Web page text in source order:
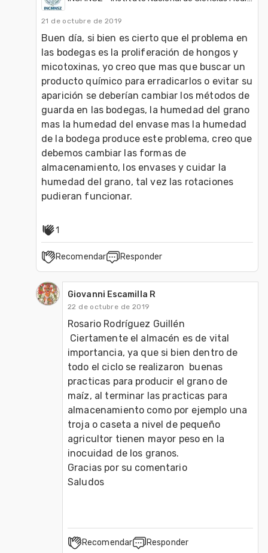
21 de octubre de 2019
Buen día, si bien es cierto que el problema en
las bodegas es la proliferación de hongos y
micotoxinas, yo creo que mas que buscar un
producto químico para erradicarlos o evitar su
aparición se deberían cambiar los métodos de
guarda en las bodegas, la humedad del grano
mas la humedad del envase mas la humedad
de la bodega produce este problema, creo que
debemos cambiar las formas de
almacenamiento, los envases y cuidar la
humedad del grano, tal vez las rotaciones
pudieran funcionar.
1
Recomendar Responder
Giovanni Escamilla R
22 de octubre de 2019
Rosario Rodríguez Guillén
importancia, ya que si bien dentro de
todo el ciclo se realizaron  buenas
practicas para producir el grano de
maíz, al terminar las practicas para
almacenamiento como por ejemplo una
troja o caseta a nivel de pequeño
agricultor tienen mayor peso en la
inocuidad de los granos.
Gracias por su comentario
Saludos
Recomendar Responder